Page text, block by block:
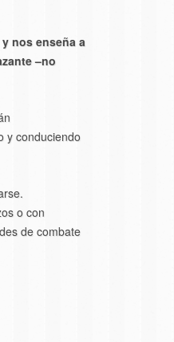
nos enseña a
–no
y conduciendo
o con
de combate